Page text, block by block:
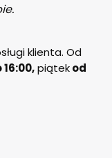
klienta. Od
16:00,piątekod